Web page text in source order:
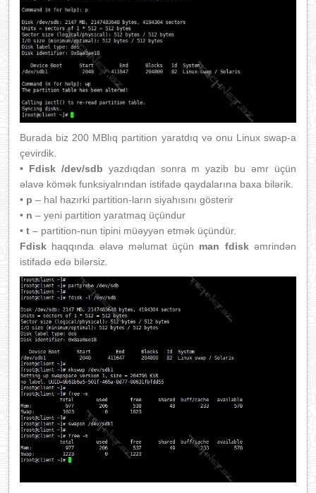
Burada biz 200 MBlıq partition yaratdıq və onu Linux swap-a
çevirdik.
• Fdisk /dev/sdb yazdıqdan sonra m yazib bu əmr üçün
əlavə kömək funksiyalrından istifadə qaydalarına baxa bilərik.
• p – hal hazırki partition-ların siyahısını gösterir
• n – yeni partition yaratmaq üçündur
• t – partition-nun tipini müəyyən etmək üçündür.
Fdisk haqqında əlavə məlumat üçün man fdiskəmrindən
istifadə edə bilərsiz.